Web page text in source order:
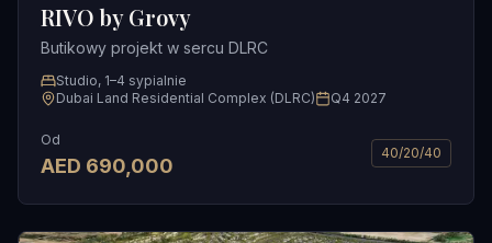
RIVO by Grovy
Butikowy projekt w sercu DLRC
Studio, 1–4 sypialnie
Dubai Land Residential Complex (DLRC)
Q4 2027
Od
AED 690,000
40/20/40